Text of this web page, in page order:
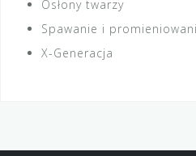
Osłony twarzy
Spawanie i
X-Generacja